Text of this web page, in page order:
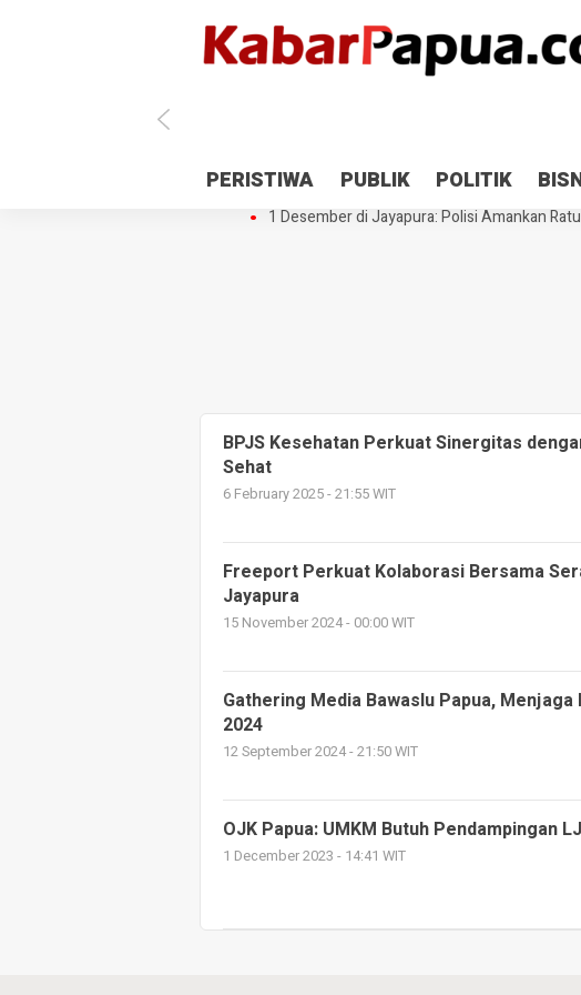
PERISTIWA PUBLIK POLITIK
Antisipasi 1 Desember, TNI Polri Patroli 2×24
Gedung Perpustakaan SMPN 5 Sentani
1 Desember di Jayapura: Polisi Amankan
BPJS Kesehatan Perkuat Sinergitas
Sehat
6 February 2025 - 21:55 WIT
Freeport Perkuat Kolaborasi Bersama
Jayapura
15 November 2024 - 00:00 WIT
Gathering Media Bawaslu Papua,
2024
12 September 2024 - 21:50 WIT
OJK Papua: UMKM Butuh Pendampingan
1 December 2023 - 14:41 WIT